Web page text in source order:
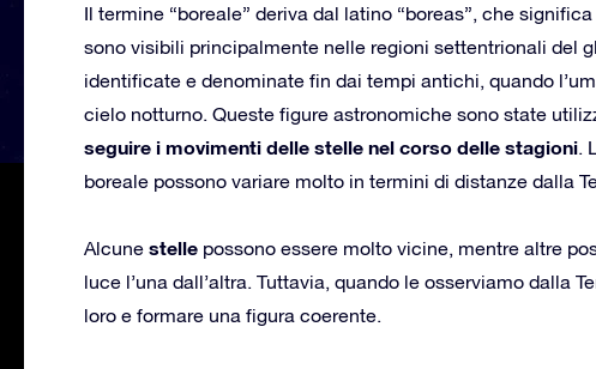
Il termine “boreale” deriva dal latino “boreas”, che
sono visibili principalmente nelle regioni settentrionali del
identificate e denominate fin dai tempi antichi, quando
cielo notturno. Queste figure astronomiche sono state
seguire i movimenti delle stelle nel corso delle stagioni.
boreale possono variare molto in termini di distanze dalla
Alcune stelle possono essere molto vicine, mentre altre
luce l’una dall’altra. Tuttavia, quando le osserviamo dalla
loro e formare una figura coerente.